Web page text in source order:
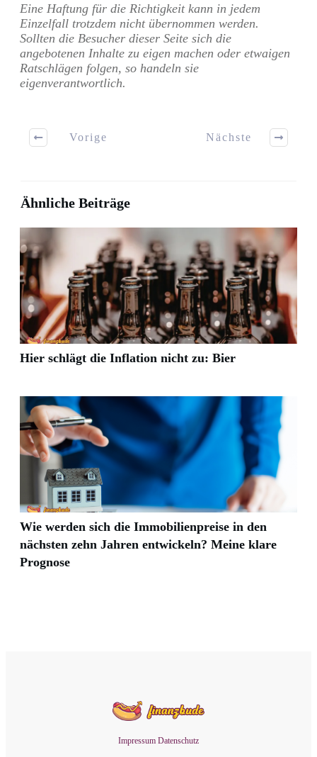
Eine Haftung für die Richtigkeit kann in jedem
Einzelfall trotzdem nicht übernommen werden.
Sollten die Besucher dieser Seite sich die
angebotenen Inhalte zu eigen machen oder etwaigen
Ratschlägen folgen, so handeln sie
eigenverantwortlich.
Vorige Nächste
Ähnliche Beiträge
Hier schlägt die Inflation nicht zu: Bier
Wie werden sich die Immobilienpreise in den
nächsten zehn Jahren entwickeln? Meine klare
Prognose
Impressum Datenschutz